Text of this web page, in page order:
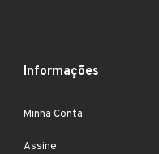
Informações
Minha Conta
Assine